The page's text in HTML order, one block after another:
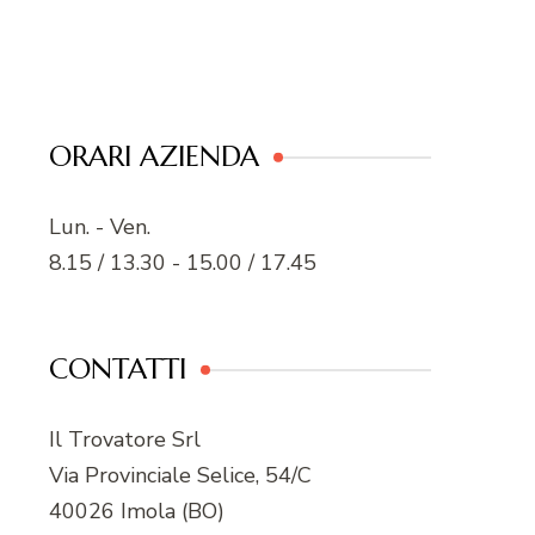
ORARI AZIENDA
Lun. - Ven.
8.15 / 13.30 - 15.00 / 17.45
CONTATTI
Il Trovatore Srl
Via Provinciale Selice, 54/C
40026 Imola (BO)